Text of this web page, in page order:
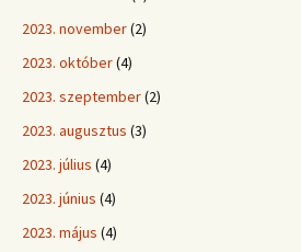
2023. november(2)
2023. október(4)
2023. szeptember(2)
2023. augusztus (3)
2023. július (4)
2023. június (4)
2023. május (4)